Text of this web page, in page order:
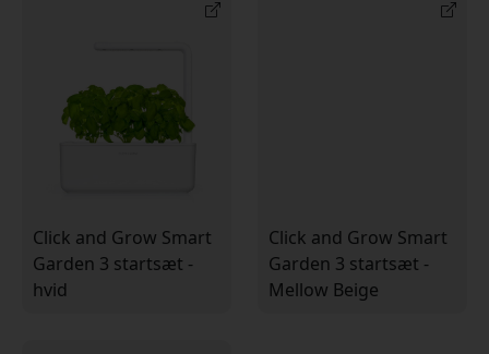
Click and Grow Smart
Garden 3 startsæt -
hvid
Click and Grow Smart
Garden 3 startsæt -
Mellow Beige